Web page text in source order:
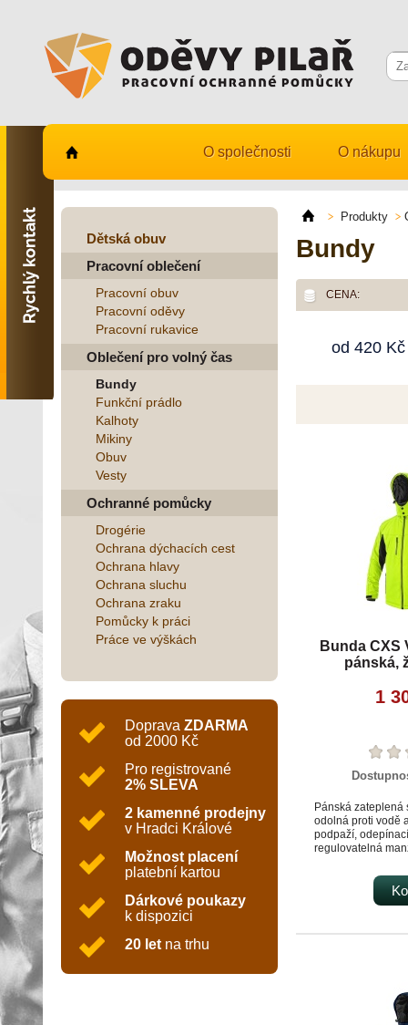
O společnosti O nákupu
Dětská obuv
Pracovní oblečení
Pracovní obuv
Pracovní oděvy
Pracovní rukavice
Oblečení pro volný čas
Bundy
Funkční prádlo
Kalhoty
Mikiny
Obuv
Vesty
Ochranné pomůcky
Drogérie
Ochrana dýchacích cest
Ochrana hlavy
Ochrana sluchu
Ochrana zraku
Pomůcky k práci
Práce ve výškách
Doprava ZDARMA
od 2000 Kč
Pro registrované
2% SLEVA
2 kamenné prodejny
v Hradci Králové
Možnost placení
platební kartou
Dárkové poukazy
k dispozici
20 let na trhu
Produkty
Bundy
CENA:
od 420 Kč
Bunda CXS
pánská,
1
Pánská zateplená
odolná proti vodě
podpaží,
regulovatelná
v dolním okraji,
TPU membrána,
proti průniku
Kontaktujte nás
731 482 530
info@odevy-pilar.cz
Provozovna:
Hradec Králové
Provozovna:
Hradec Králové